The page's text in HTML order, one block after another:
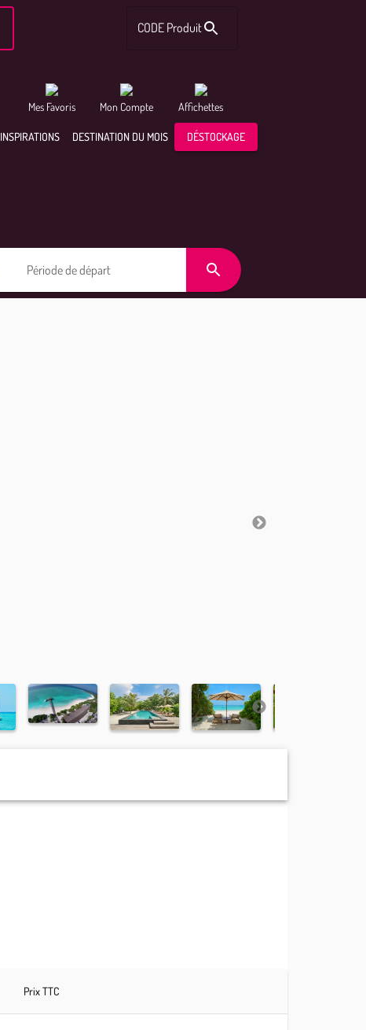
CODE Produit
Mes Favoris Mon Compte Affichettes
INSPIRATIONS DESTINATION DU MOIS DÉSTOCKAGE
Période de départ
Prix TTC